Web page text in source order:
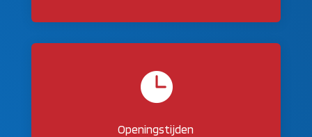

Openingstijden